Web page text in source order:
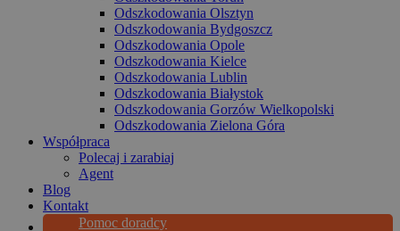
Odszkodowania Olsztyn
Odszkodowania Bydgoszcz
Odszkodowania Opole
Odszkodowania Kielce
Odszkodowania Lublin
Odszkodowania Białystok
Odszkodowania Gorzów Wielkopolski
Odszkodowania Zielona Góra
Współpraca
Polecaj i zarabiaj
Agent
Blog
Kontakt
Pomoc doradcy